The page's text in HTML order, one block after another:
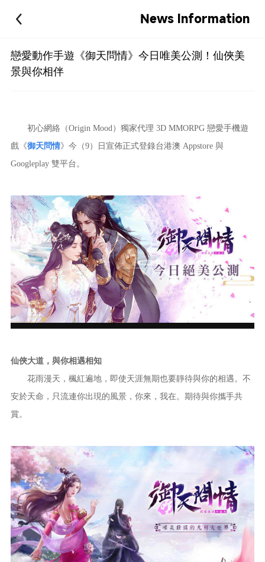
News Information
戀愛動作手遊《御天問情》今日唯美公測！仙俠美
景與你相伴
初心網絡（Origin Mood）獨家代理 3D MMORPG 戀愛手機遊
戲《御天問情》今（9）日宣佈正式登錄台港澳 Appstore 與
Googleplay 雙平台。
仙俠大道，與你相遇相知
花雨漫天，楓紅遍地，即使天涯無期也要靜待與你的相遇。不
安於天命，只流連你出現的風景，你來，我在。期待與你攜手共
賞。